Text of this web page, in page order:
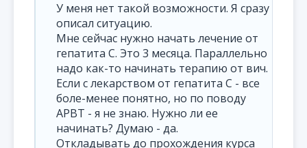
У меня нет такой возможности. Я сразу
описал ситуацию.
Мне сейчас нужно начать лечение от
гепатита C. Это 3 месяца. Параллельно
надо как-то начинать терапию от вич.
Если с лекарством от гепатита C - все
боле-менее понятно, но по поводу
АРВТ - я не знаю. Нужно ли ее
начинать? Думаю - да.
Откладывать до прохождения курса